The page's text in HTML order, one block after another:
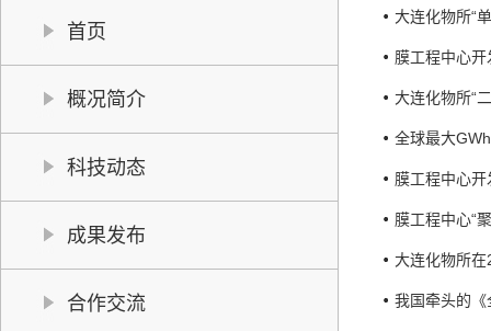
首页
概况简介
科技动态
成果发布
合作交流
大连化物所“
膜工程中心
大连化物所“
全球最大
膜工程中心
膜工程中心“
大连化物所
我国牵头的